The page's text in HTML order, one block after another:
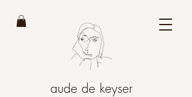
aude de keyser